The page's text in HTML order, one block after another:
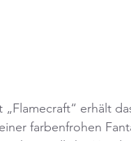
„Flamecraft“ erhält
farbenfrohen